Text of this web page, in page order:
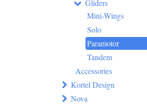
Gliders
Mini-Wings
Solo
Paramotor
Tandem
Accessories
Kortel Design
Nova